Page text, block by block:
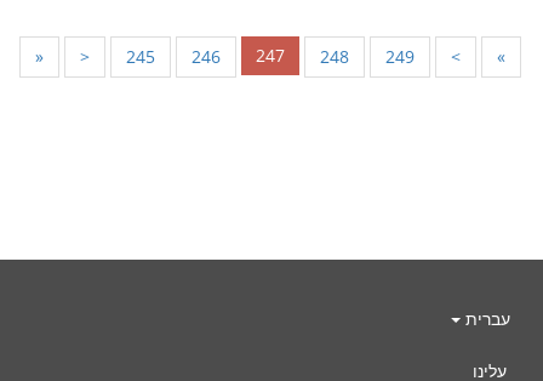
« < 245 246 247 248 249 > »
עברית
עלינו